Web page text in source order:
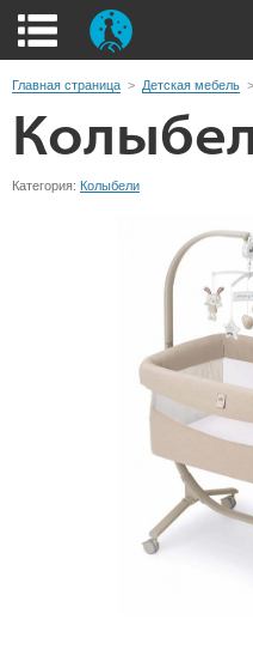
Главная страница > Детская мебель >
Категория: Колыбели